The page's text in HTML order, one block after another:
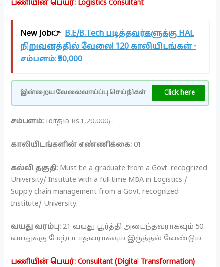
பணியின் பெயர்: Logistics Consultant
New Job👉 B.E/B.Tech படித்தவர்களுக்கு HAL
நிறுவனத்தில் வேலை! 120 காலியிடங்கள் -
சம்பளம்: ₹50,000
இன்றைய வேலைவாய்ப்பு செய்திகள் Click here
சம்பளம்: மாதம் Rs.1,20,000/-
காலியிடங்களின் எண்ணிக்கை: 01
கல்வி தகுதி: Must be a graduate from a Govt. recognized
University/ Institute with a full time MBA in Logistics /
Supply chain management from a Govt. recognized
Institute/ University.
வயது வரம்பு: 21 வயது பூர்த்தி அடைந்தவராகவும் 50
வயதுக்கு மேற்படாதவராகவும் இருத்தல் வேண்டும்.
பணியின் பெயர்: Consultant (Digital Transformation)